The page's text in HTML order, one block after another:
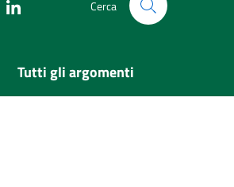
Cerca
Tutti gli argomenti